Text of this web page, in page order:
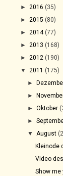
► 2016 (35)
► 2015 (80)
► 2014 (77)
► 2013 (168)
► 2012 (190)
▼ 2011 (175)
►
►
►Oktober
►
▼ August
Kleinode
Video
Show me